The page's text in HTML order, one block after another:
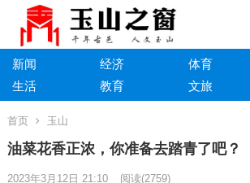
新闻 经济 体育
生活
教育 文旅
首页 玉山
油菜花香正浓，你准备去踏青了吧？
2023年3月12日 21:10 阅读(2759)